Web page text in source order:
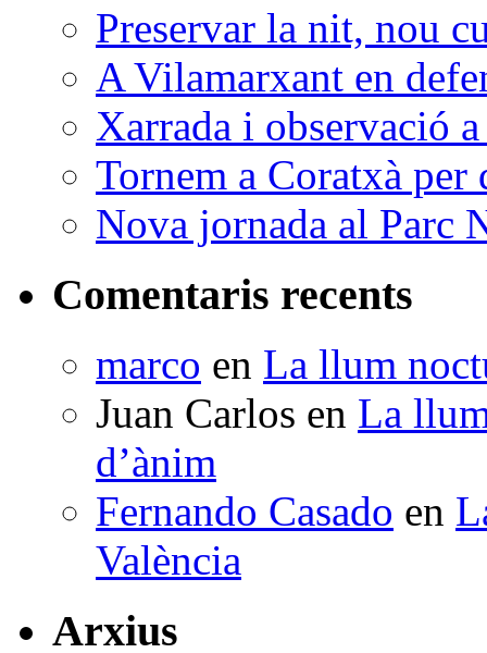
Preservar la nit, nou
A Vilamarxant en
Xarrada i observació
Tornem a Coratxà per
Nova jornada al Parc
Comentaris recents
marco en La llum
Juan Carlos en La
d’ànim
Fernando Casado en
València
Arxius